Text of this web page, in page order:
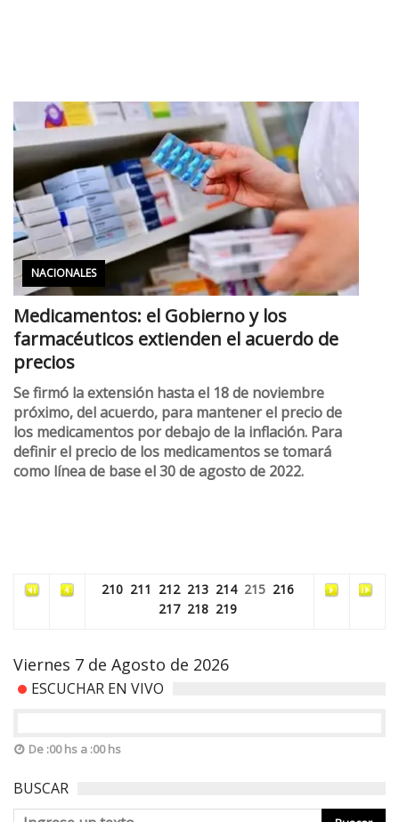
NACIONALES
Medicamentos: el Gobierno y los
farmacéuticos extienden el acuerdo de
precios
Se firmó la extensión hasta el 18 de noviembre
próximo, del acuerdo, para mantener el precio de
los medicamentos por debajo de la inflación. Para
definir el precio de los medicamentos se tomará
como línea de base el 30 de agosto de 2022.
210 211 212 213 214 215 216
217 218 219
Viernes 7 de Agosto de 2026
ESCUCHAR EN VIVO
De :00 hs a :00 hs
BUSCAR